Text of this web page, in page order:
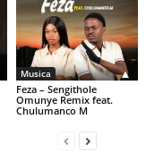
Musica
Feza – Sengithole
Omunye Remix feat.
Chulumanco M